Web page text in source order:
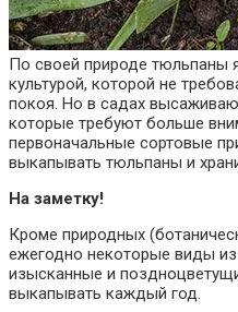
По своей природе тюльпаны
культурой, которой не
покоя. Но в садах
которые требуют больше
первоначальные сортовые
выкапывать тюльпаны и
На заметку!
Кроме природных
ежегодно некоторые виды
изысканные и
выкапывать каждый год.